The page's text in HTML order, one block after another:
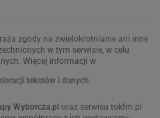
zgody na zwielokrotnianie ani inne
w tym serwisie, w celu
Więcej informacji w
tekstów i danych
Wyborcza.pl oraz serwisu tokfm.pl